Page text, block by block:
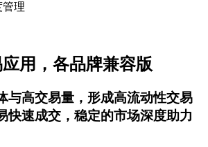
理
用，各品牌兼容版
与高交易量，形成高流动性交易
快速成交，稳定的市场深度助力